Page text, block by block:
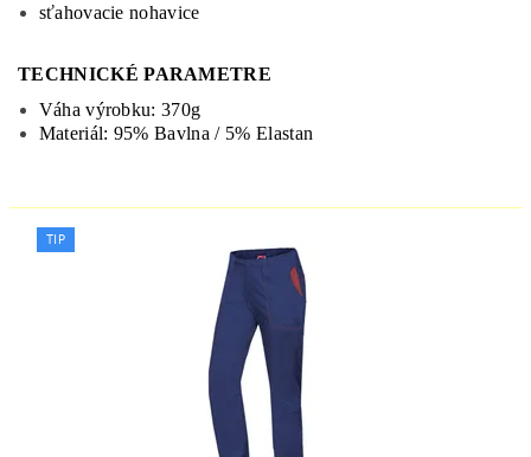
sťahovacie nohavice
TECHNICKÉ PARAMETRE
Váha výrobku: 370g
Materiál: 95% Bavlna / 5% Elastan
TIP